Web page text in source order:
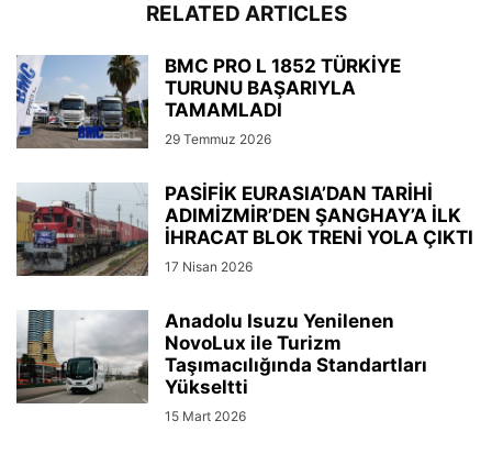
RELATED ARTICLES
BMC PRO L 1852 TÜRKİYE
TURUNU BAŞARIYLA
TAMAMLADI
29 Temmuz 2026
PASİFİK EURASIA’DAN TARİHİ
ADIMİZMİR’DEN ŞANGHAY’A İLK
İHRACAT BLOK TRENİ YOLA ÇIKTI
17 Nisan 2026
Anadolu Isuzu Yenilenen
NovoLux ile Turizm
Taşımacılığında Standartları
Yükseltti
15 Mart 2026